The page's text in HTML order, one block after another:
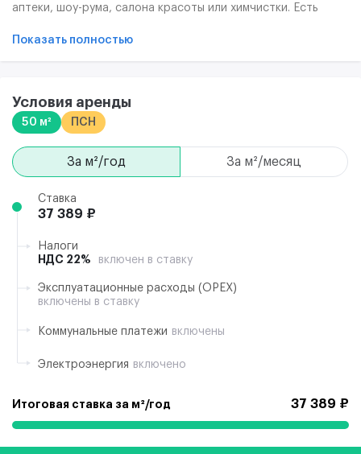
аптеки, шоу-рума, салона красоты или химчистки. Есть
электрическая мощность 16 кВт. Приточно-вытяжная
служба ресепшн.
Показать полностью
Условия аренды
50 м² ПСН
за м²/год за м²/месяц
Ставка
37 389 ₽
Налоги
НДС 22%
включен в ставку
Эксплуатационные расходы (ОРЕХ)
включены в ставку
Коммунальные платежи включены
Электроэнергия включено
Итоговая ставка за м²/год 37 389 ₽